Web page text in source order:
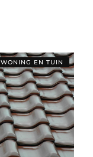
WONING EN TUIN